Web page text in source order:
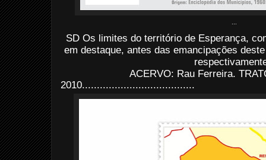
SD Os limites do território de Esperança,
em destaque, antes das emancipações
ACERVO: Rau Ferreira.
2010......................................